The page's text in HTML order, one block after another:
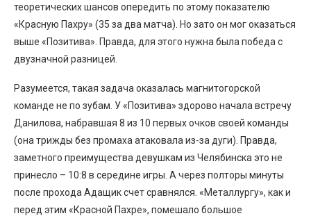
теоретических шансов опередить по этому показателю
«Красную Пахру» (35 за два матча). Но зато он мог оказаться
выше «Позитива». Правда, для этого нужна была победа с
двузначной разницей.
Разумеется, такая задача оказалась магнитогорской
команде не по зубам. У «Позитива» здорово начала встречу
Данилова, набравшая 8 из 10 первых очков своей команды
(она трижды без промаха атаковала из-за дуги). Правда,
заметного преимущества девушкам из Челябинска это не
принесло – 10:8 в середине игры. А через полторы минуты
после прохода Адащик счет сравнялся. «Металлургу», как и
перед этим «Красной Пахре», помешало большое